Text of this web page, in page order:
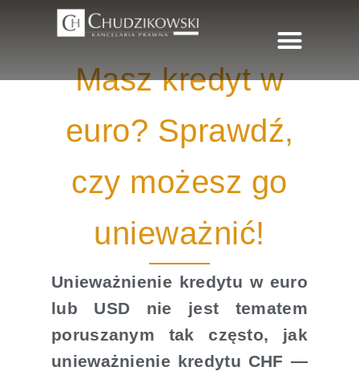
Masz kredyt w
euro? Sprawdź,
czy możesz go
unieważnić!
Unieważnienie kredytu w euro
lub USD nie jest tematem
poruszanym tak często, jak
unieważnienie kredytu CHF —